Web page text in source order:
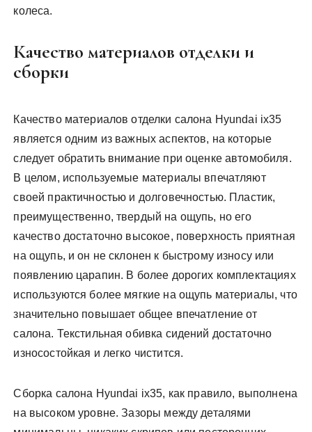
колеса.
Качество материалов отделки и
сборки
Качество материалов отделки салона Hyundai ix35
является одним из важных аспектов, на которые
следует обратить внимание при оценке автомобиля.
В целом, используемые материалы впечатляют
своей практичностью и долговечностью. Пластик,
преимущественно, твердый на ощупь, но его
качество достаточно высокое, поверхность приятная
на ощупь, и он не склонен к быстрому износу или
появлению царапин. В более дорогих комплектациях
используются более мягкие на ощупь материалы, что
значительно повышает общее впечатление от
салона. Текстильная обивка сидений достаточно
износостойкая и легко чистится.
Сборка салона Hyundai ix35, как правило, выполнена
на высоком уровне. Зазоры между деталями